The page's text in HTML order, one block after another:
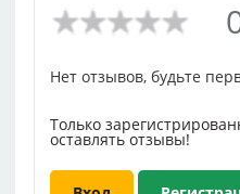
Нет отзывов, будьте
Только
оставлять отзывы!